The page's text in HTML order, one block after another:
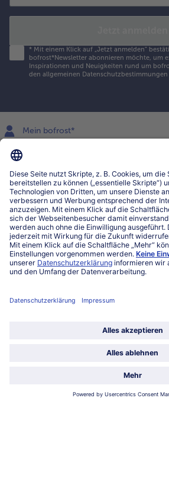
* Mit einem Klick auf „Jetzt anmelden"
bofrost*Newsletter abonnieren möchte, um
Inspirationen und Neuigkeiten rund um
den allgemeinen Datenschutzbestimmungen
Mein bofrost*
www.bofrost.lu
027863232
Mo-Fr. von 7 bis 20 Uhr
Service
Über bofrost*